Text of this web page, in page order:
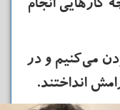
کارهایی انجام
می‌کنیم و در
انداختند.